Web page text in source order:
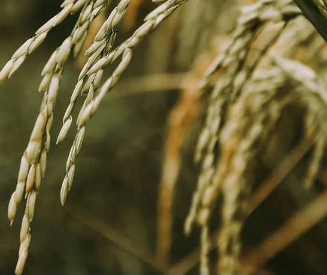
l'industrie alimentaire est en constante évolution.
en 1867, nous avons traversé divers changements
toujours restés fidèles à nos clients.
clients des produits toujours de bonne qualité et un
excellent service.
une large sélection de variétés de riz.
en savoir plus sur nos produits et voir comment nous
pouvons vous être utiles.